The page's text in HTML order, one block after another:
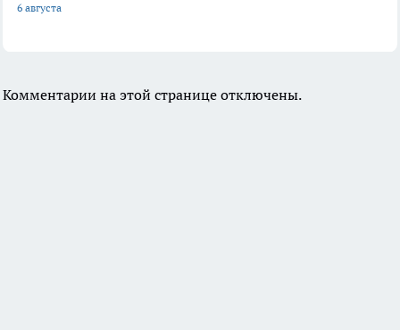
6 августа
Комментарии на этой странице отключены.